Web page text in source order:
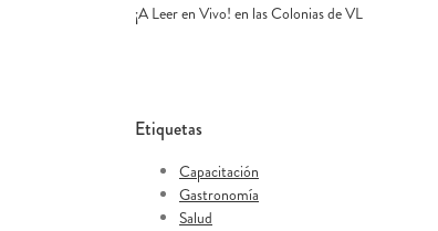
¡A Leer en Vivo! en las Colonias de VL
Etiquetas
Capacitación
Gastronomía
Salud